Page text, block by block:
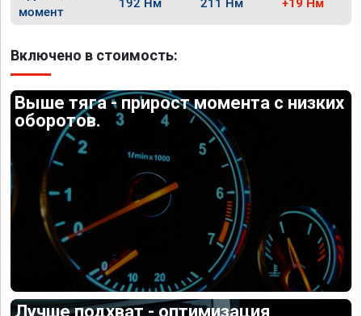
момент
192 Нм 211 Нм +19 Нм
Включено в стоимость:
Выше тяга - прирост момента с низких
оборотов.
Лучше подхват - оптимизация